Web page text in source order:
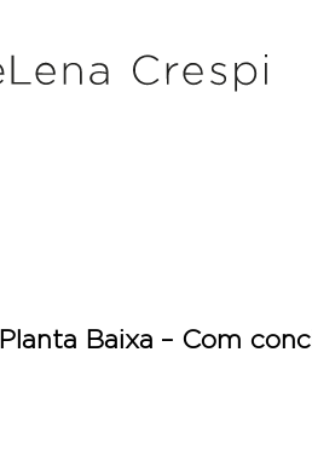
Planta Baixa – Com